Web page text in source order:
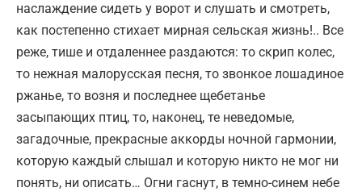
наслаждение сидеть у ворот и слушать и смотреть,
как постепенно стихает мирная сельская жизнь!.. Все
реже, тише и отдаленнее раздаются: то скрип колес,
то нежная малорусская песня, то звонкое лошадиное
ржанье, то возня и последнее щебетанье
засыпающих птиц, то, наконец, те неведомые,
загадочные, прекрасные аккорды ночной гармонии,
которую каждый слышал и которую никто не мог ни
понять, ни описать… Огни гаснут, в темно-синем небе